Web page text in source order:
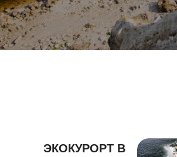
ЭКОКУРОРТ В